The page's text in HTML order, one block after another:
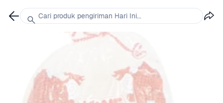
Cari produk pengiriman Hari Ini...